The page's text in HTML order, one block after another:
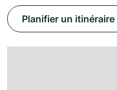
Planifier un itinéraire